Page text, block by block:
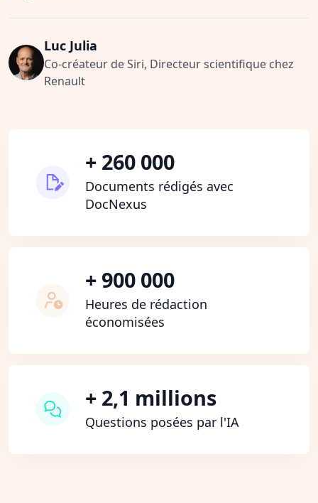
Luc Julia
Co-créateur de Siri, Directeur scientifique chez
Renault
+ 260 000
Documents rédigés avec
DocNexus
+ 900 000
Heures de rédaction
économisées
+ 2,1 millions
Questions posées par l'IA